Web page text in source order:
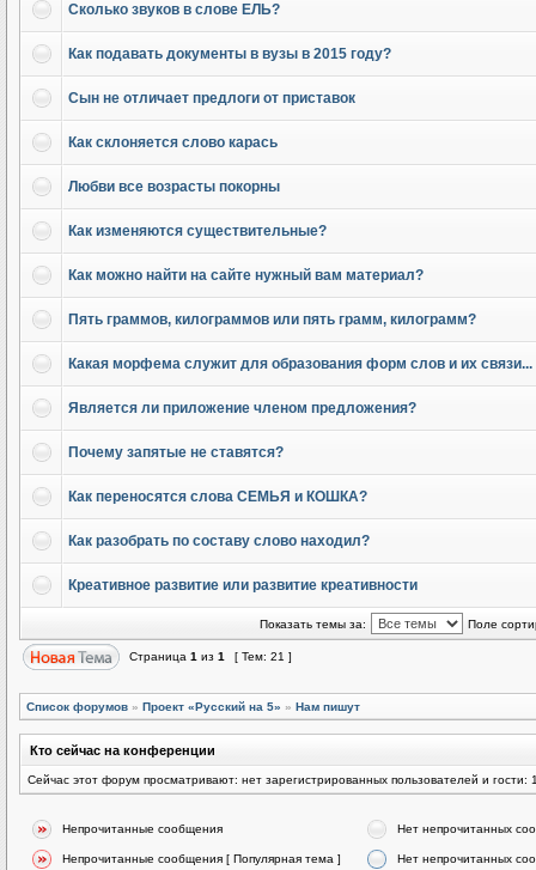
Сколько звуков в слове ЕЛЬ?
Как подавать документы в вузы в 2015 году?
Сын не отличает предлоги от приставок
Как склоняется слово карась
Любви все возрасты покорны
Как изменяются существительные?
Как можно найти на сайте нужный вам материал?
Пять граммов, килограммов или пять грамм, килограмм?
Какая морфема служит для образования форм слов и их связи...
Является ли приложение членом предложения?
Почему запятые не ставятся?
Как переносятся слова СЕМЬЯ и КОШКА?
Как разобрать по составу слово находил?
Креативное развитие или развитие креативности
Показать темы за: Поле
Страница 1 из 1 [ Тем: 21 ]
Список форумов » Проект «Русский на 5» » Нам пишут
Кто сейчас на конференции
Сейчас этот форум просматривают: нет зарегистрированных пользователей и гости:
Непрочитанные сообщения Нет непрочитанных
Непрочитанные сообщения [ Популярная тема ] Нет непрочитанных